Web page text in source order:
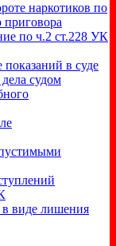
наркотиков по
приговора
по ч.2 ст.228 УК
в суде
судом
в виде лишения